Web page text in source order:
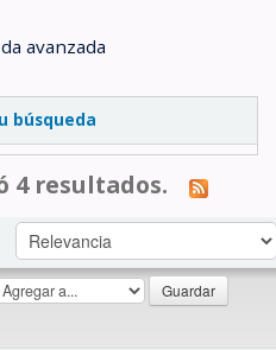
avanzada
búsqueda
4 resultados.